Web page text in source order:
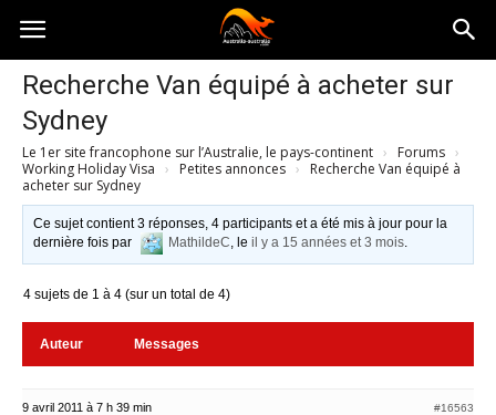
Australia-
australie.com
Recherche Van équipé à acheter sur
Sydney
Le 1er site francophone sur l’Australie, le pays-continent › Forums ›
Working Holiday Visa › Petites annonces ›
Recherche Van équipé à
acheter sur Sydney
Ce sujet contient 3 réponses, 4 participants et a été mis à jour pour la
dernière fois par
MathildeC, leil y a 15 années et 3 mois.
4 sujets de 1 à 4 (sur un total de 4)
Auteur Messages
9 avril 2011 à 7 h 39 min #16563